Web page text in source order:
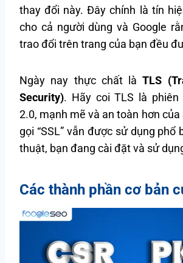
thay đổi này. Đây chính là tín
cho cả người dùng và Google
trao đổi trên trang của bạn đều
Ngày nay thực chất làTLS
Security). Hãy coi TLS là phiên
2.0, mạnh mẽ và an toàn hơn của
gọi “SSL” vẫn được sử dụng phổ
thuật, bạn đang cài đặt và sử
Các thành phần cơ bản